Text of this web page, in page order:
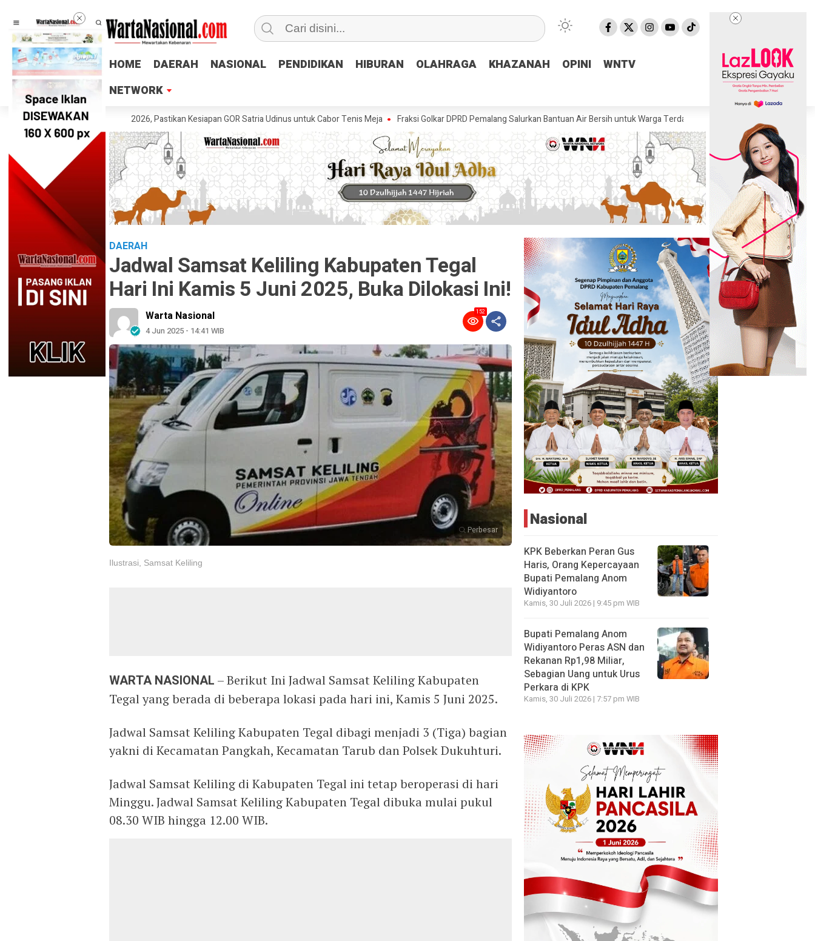
HOME DAERAH NASIONAL PENDIDIKAN HIBURAN OLAHRAGA KHAZANAH OPINI
WNTV
NETWORK
HOME DAERAH NASIONAL PENDIDIKAN HIBURAN OLAHRAGA KHAZANAH OPINI
WNTV
NETWORK
Venue POPDA 2026, Pastikan Kesiapan GOR Satria Udinus untuk Cabor Tenis Meja Fraksi Golkar DPRD Pemalang Salurkan Bantuan Air Bersih untuk Warga Terdampak Kekeringan di Pulosari
DAERAH
Jadwal Samsat Keliling Kabupaten Tegal
Hari Ini Kamis 5 Juni 2025, Buka Dilokasi Ini!
Warta Nasional
4 Jun 2025 - 14:41 WIB
152
Perbesar
Ilustrasi, Samsat Keliling
WARTA NASIONAL – Berikut Ini Jadwal Samsat Keliling Kabupaten
Tegal yang berada di beberapa lokasi pada hari ini, Kamis 5 Juni 2025.
Jadwal Samsat Keliling Kabupaten Tegal dibagi menjadi 3 (Tiga) bagian
yakni di Kecamatan Pangkah, Kecamatan Tarub dan Polsek Dukuhturi.
Jadwal Samsat Keliling di Kabupaten Tegal ini tetap beroperasi di hari
Minggu. Jadwal Samsat Keliling Kabupaten Tegal dibuka mulai pukul
08.30 WIB hingga 12.00 WIB.
Nasional
KPK Beberkan Peran Gus
Haris, Orang Kepercayaan
Bupati Pemalang Anom
Widiyantoro
Kamis, 30 Juli 2026 | 9:45 pm WIB
Bupati Pemalang Anom
Widiyantoro Peras ASN dan
Rekanan Rp1,98 Miliar,
Sebagian Uang untuk Urus
Perkara di KPK
Kamis, 30 Juli 2026 | 7:57 pm WIB